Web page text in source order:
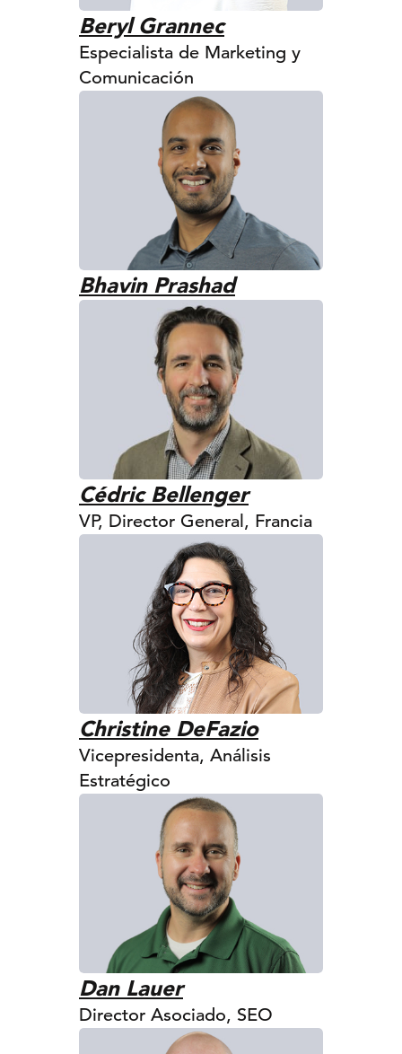
Beryl Grannec
Especialista de Marketing y
Comunicación
Bhavin Prashad
Cédric Bellenger
VP, Director General, Francia
Christine DeFazio
Vicepresidenta, Análisis
Estratégico
Dan Lauer
Director Asociado, SEO